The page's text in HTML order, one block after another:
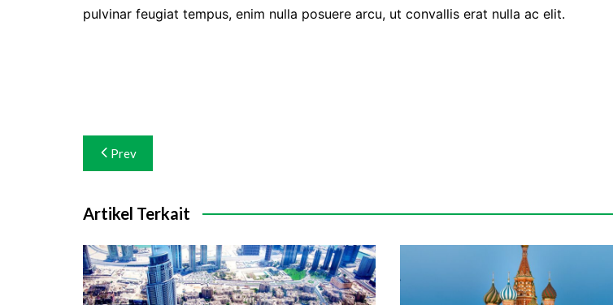
pulvinar feugiat tempus, enim nulla posuere arcu, ut convallis erat nulla ac elit.
Navigasi
pos
Prev
Artikel Terkait